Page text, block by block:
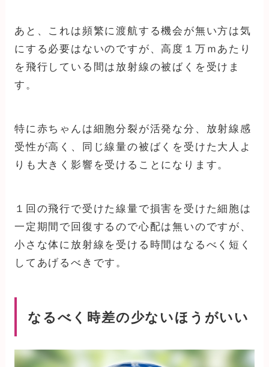
あと、これは頻繁に渡航する機会が無い方は気
にする必要はないのですが、高度１万ｍあたり
を飛行している間は放射線の被ばくを受けま
す。
特に赤ちゃんは細胞分裂が活発な分、放射線感
受性が高く、同じ線量の被ばくを受けた大人よ
りも大きく影響を受けることになります。
１回の飛行で受けた線量で損害を受けた細胞は
一定期間で回復するので心配は無いのですが、
小さな体に放射線を受ける時間はなるべく短く
してあげるべきです。
なるべく時差の少ないほうがいい